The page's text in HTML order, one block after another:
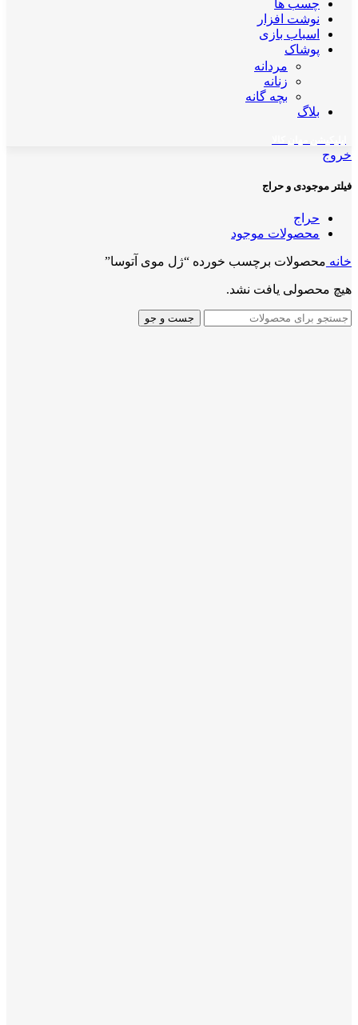
چسب ها
نوشت افزار
اسباب بازی
پوشاک
مردانه
زنانه
بچه گانه
بلاگ
خروج
فیلتر موجودی و حراج
حراج
محصولات موجود
خانه محصولات برچسب خورده “ژل موی آتوسا”
هیچ محصولی یافت نشد.
جست و جو